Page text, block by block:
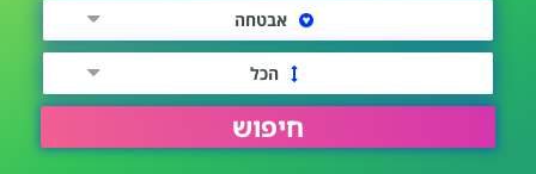
אבטחה
הכל
חיפוש